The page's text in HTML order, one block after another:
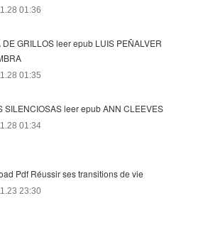
01:36
DE GRILLOS leer epub LUIS PEÑALVER
01:35
SILENCIOSAS leer epub ANN CLEEVES
01:34
Pdf Réussir ses transitions de vie
23:30